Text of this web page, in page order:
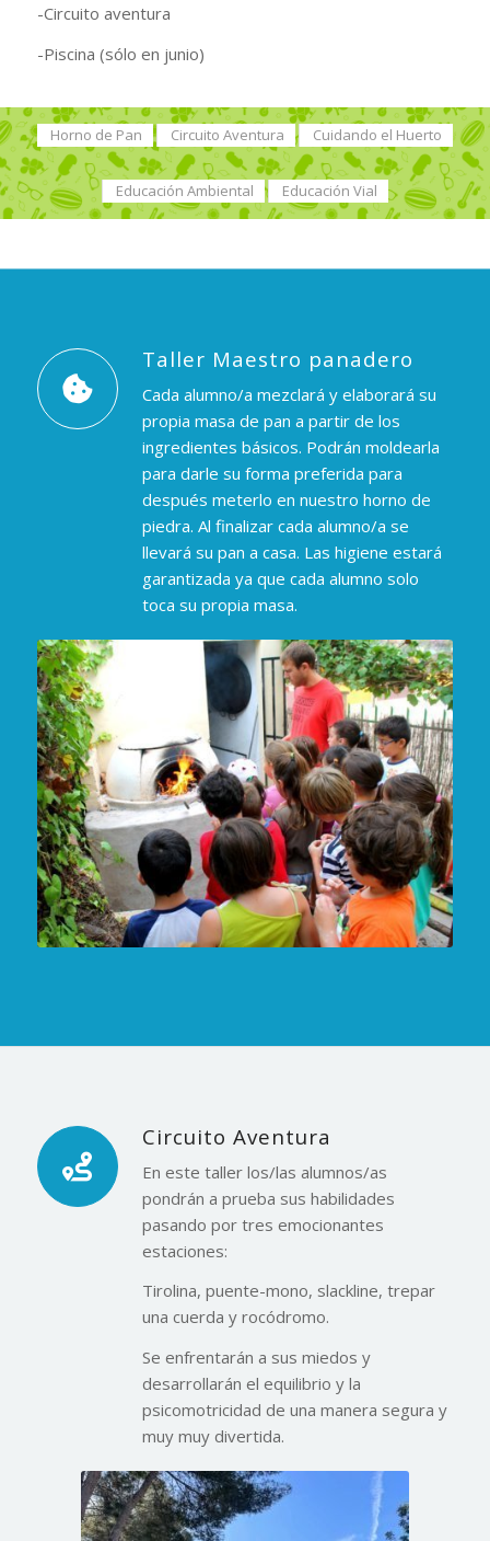
-Circuito aventura
-Piscina (sólo en junio)
Horno de Pan Circuito Aventura Cuidando el Huerto
Educación Ambiental Educación Vial
Taller Maestro panadero
Cada alumno/a mezclará y elaborará su
propia masa de pan a partir de los
ingredientes básicos. Podrán moldearla
para darle su forma preferida para
después meterlo en nuestro horno de
piedra. Al finalizar cada alumno/a se
llevará su pan a casa. Las higiene estará
garantizada ya que cada alumno solo
toca su propia masa.
Circuito Aventura
En este taller los/las alumnos/as
pondrán a prueba sus habilidades
pasando por tres emocionantes
estaciones:
Tirolina, puente-mono, slackline, trepar
una cuerda y rocódromo.
Se enfrentarán a sus miedos y
desarrollarán el equilibrio y la
psicomotricidad de una manera segura y
muy muy divertida.